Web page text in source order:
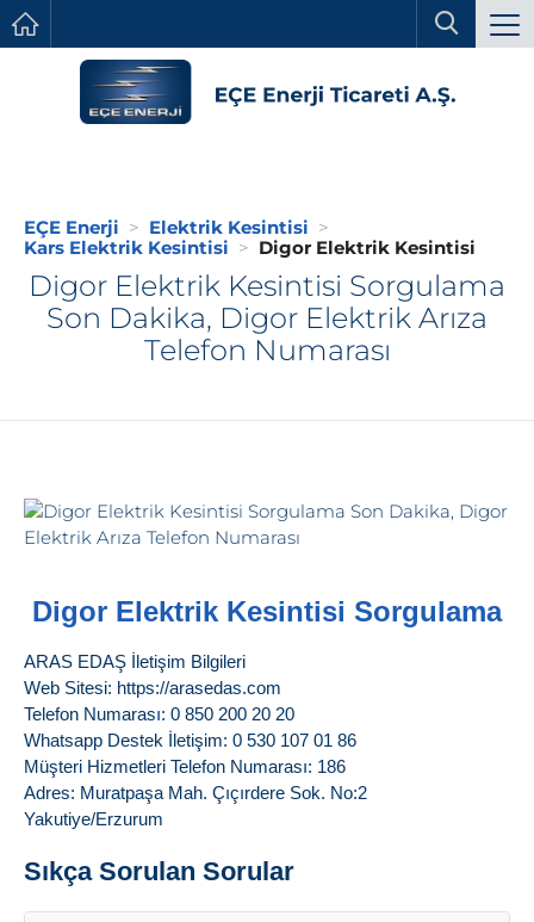
EÇE Enerji
Elektrik Kesintisi
Kars Elektrik Kesintisi
Digor Elektrik Kesintisi
Digor Elektrik Kesintisi Sorgulama
Son Dakika, Digor Elektrik Arıza
Telefon Numarası
Digor Elektrik Kesintisi Sorgulama
ARAS EDAŞ İletişim Bilgileri
Web Sitesi: https://arasedas.com
Telefon Numarası: 0 850 200 20 20
Whatsapp Destek İletişim: 0 530 107 01 86
Müşteri Hizmetleri Telefon Numarası: 186
Adres: Muratpaşa Mah. Çıçırdere Sok. No:2
Yakutiye/Erzurum
Sıkça Sorulan Sorular